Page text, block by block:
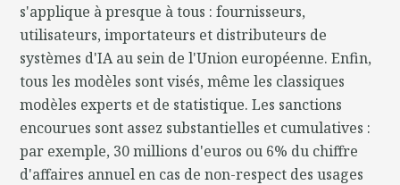
s'applique à presque à tous : fournisseurs,
utilisateurs, importateurs et distributeurs de
systèmes d'IA au sein de l'Union européenne. Enfin,
tous les modèles sont visés, même les classiques
modèles experts et de statistique. Les sanctions
encourues sont assez substantielles et cumulatives :
par exemple, 30 millions d'euros ou 6% du chiffre
d'affaires annuel en cas de non-respect des usages